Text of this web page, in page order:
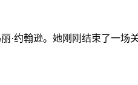
·约翰逊。她刚刚结束了一场